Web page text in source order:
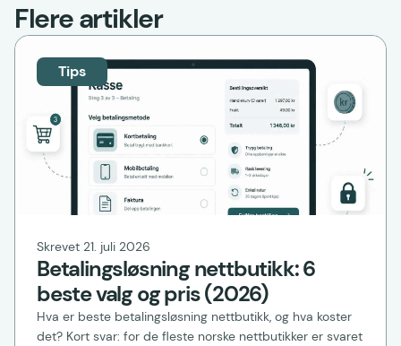
Flere artikler
Tips
Skrevet 21. juli 2026
Betalingsløsning nettbutikk: 6
beste valg og pris (2026)
Hva er beste betalingsløsning nettbutikk, og hva koster
det? Kort svar: for de fleste norske nettbutikker er svaret